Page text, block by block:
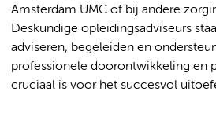
Amsterdam UMC of bij andere
Deskundige opleidingsadviseurs
adviseren, begeleiden en
professionele doorontwikkeling en
cruciaal is voor het succesvol